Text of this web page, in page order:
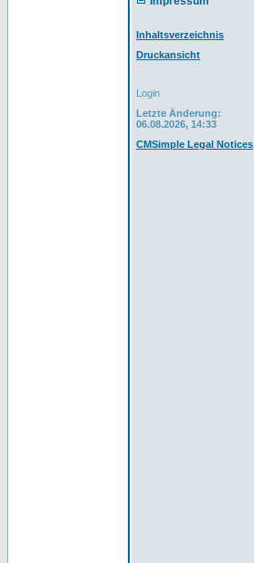
Inhaltsverzeichnis
Druckansicht
Login
Letzte Änderung:
06.08.2026, 14:33
CMSimple Legal Notices